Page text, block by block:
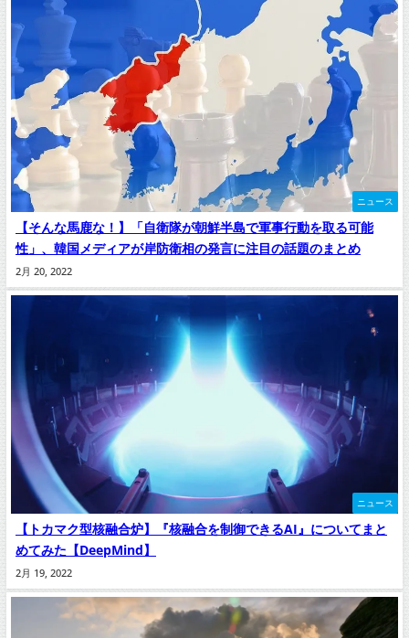
ニュース
【そんな馬鹿な！】「自衛隊が朝鮮半島で軍事行動を取る可能
性」、韓国メディアが岸防衛相の発言に注目の話題のまとめ
2月 20, 2022
ニュース
【トカマク型核融合炉】『核融合を制御できるAI』についてまと
めてみた【DeepMind】
2月 19, 2022